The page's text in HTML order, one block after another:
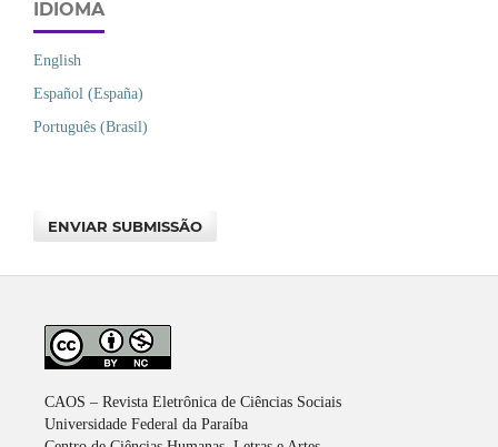
IDIOMA
English
Español (España)
Português (Brasil)
ENVIAR SUBMISSÃO
CAOS – Revista Eletrônica de Ciências Sociais
Universidade Federal da Paraíba